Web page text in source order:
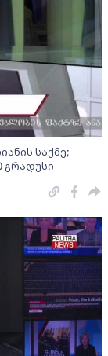
საქმე;
გრადუსი